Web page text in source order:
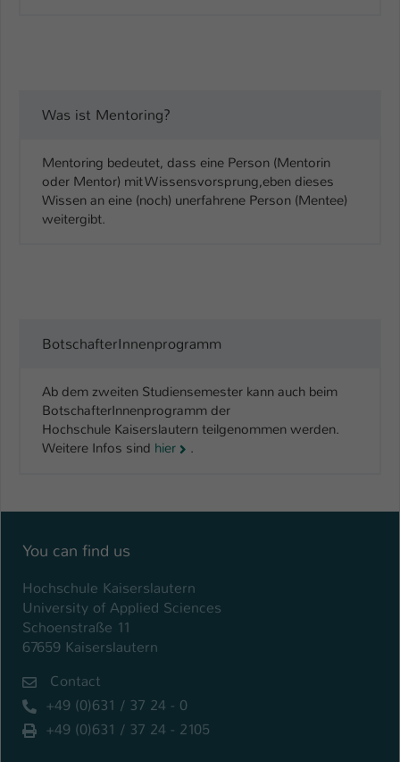
Was ist Mentoring?
Mentoring bedeutet, dass eine Person (Mentorin
oder Mentor) mit Wissensvorsprung,eben dieses
Wissen an eine (noch) unerfahrene Person (Mentee)
weitergibt.
BotschafterInnenprogramm
Ab dem zweiten Studiensemester kann auch beim
BotschafterInnenprogramm der
Hochschule Kaiserslautern teilgenommen werden.
Weitere Infos sind hier .
You can find us
Hochschule Kaiserslautern
University of Applied Sciences
Schoenstraße 11
67659 Kaiserslautern
Contact
+49 (0)631 / 37 24 - 0
+49 (0)631 / 37 24 - 2105